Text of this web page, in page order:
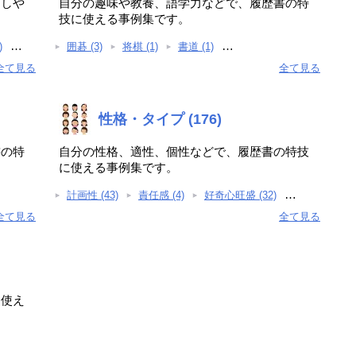
や
…
て見る
自分の趣味や教養、語学力などで、履歴書の特
技に使える事例集です。
囲碁 (3) 将棋 (1) 書道 (1) …
全て見る
特
て見る
性格・タイプ (176)
自分の性格、適性、個性などで、履歴書の特技
に使える事例集です。
計画性 (43) 責任感 (4) 好奇心旺盛 (32) …
全て見る
え